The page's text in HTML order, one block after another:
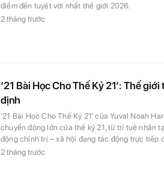
2 tháng trước
điểm đến tuyệt vời nhất thế giới 2026.
‘21 Bài Học Cho Thế Kỷ 21’: Thế
định
2 tháng trước
‘21 Bài Học Cho Thế Kỷ 21’ của Yuval Noah
chuyển động lớn của thế kỷ 21, từ trí tuệ nhân
động chính trị – xã hội đang tác động trực tiếp